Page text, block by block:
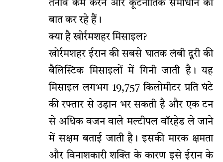
तनाव कम करने और कूटनीतिक समाधान की
बात कर रहे हैं।
क्या है खोर्रमशहर मिसाइल?
खोर्रमशहर ईरान की सबसे घातक लंबी दूरी की
बैलिस्टिक मिसाइलों में गिनी जाती है। यह
मिसाइल लगभग 19,757 किलोमीटर प्रति घंटे
की रफ्तार से उड़ान भर सकती है और एक टन
से अधिक वजन वाले मल्टीपल वॉरहेड ले जाने
में सक्षम बताई जाती है। इसकी मारक क्षमता
और विनाशकारी शक्ति के कारण इसे ईरान के